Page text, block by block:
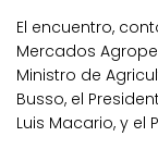
El encuentro,
Mercados
Ministro de
Busso, el
Luis Macario, y el